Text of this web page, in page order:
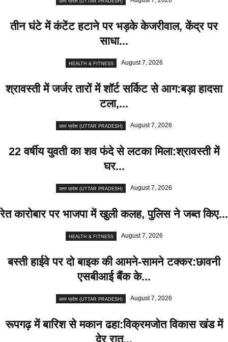
तीन घंटे में कंटेंट हटाने पर भड़के केजरीवाल, केंद्र पर
साधा...
HEALTH & FITNESS August 7, 2026
श्रावस्ती में जर्जर तारों में शॉर्ट सर्किट से आग:बड़ा हादसा
टला,...
उत्तर प्रदेश (UTTAR PRADESH) August 7, 2026
22 वर्षीय युवती का शव फंदे से लटका मिला:श्रावस्ती में
घर...
उत्तर प्रदेश (UTTAR PRADESH) August 7, 2026
रेत कारोबार पर भाजपा में खुली कलह, पुलिस ने जब्त किए...
HEALTH & FITNESS August 7, 2026
बस्ती हाईवे पर दो बाइक की आमने-सामने टक्कर:छावनी
एसबीआई बैंक के...
उत्तर प्रदेश (UTTAR PRADESH) August 7, 2026
रूपगढ़ में बारिश से मकान ढहा:विक्रमजोत विकास खंड में
देर रात...